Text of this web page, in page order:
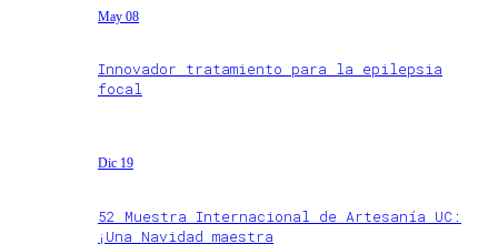
May 08
Innovador tratamiento para la epilepsia
focal
Dic 19
52 Muestra Internacional de Artesanía UC:
¡Una Navidad maestra